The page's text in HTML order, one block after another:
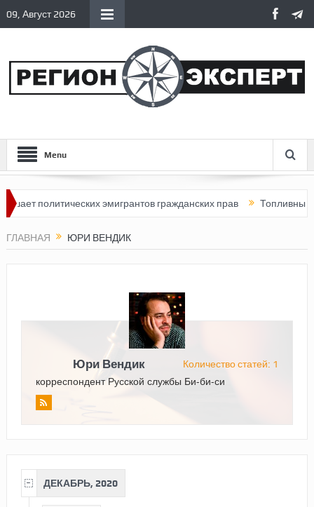
09, Август 2026
Menu
политических эмигрантов гражданских прав Топливный
ГЛАВНАЯ ЮРИ ВЕНДИК
Юри Вендик Количество статей: 1
корреспондент Русской службы Би-би-си
ДЕКАБРЬ, 2020